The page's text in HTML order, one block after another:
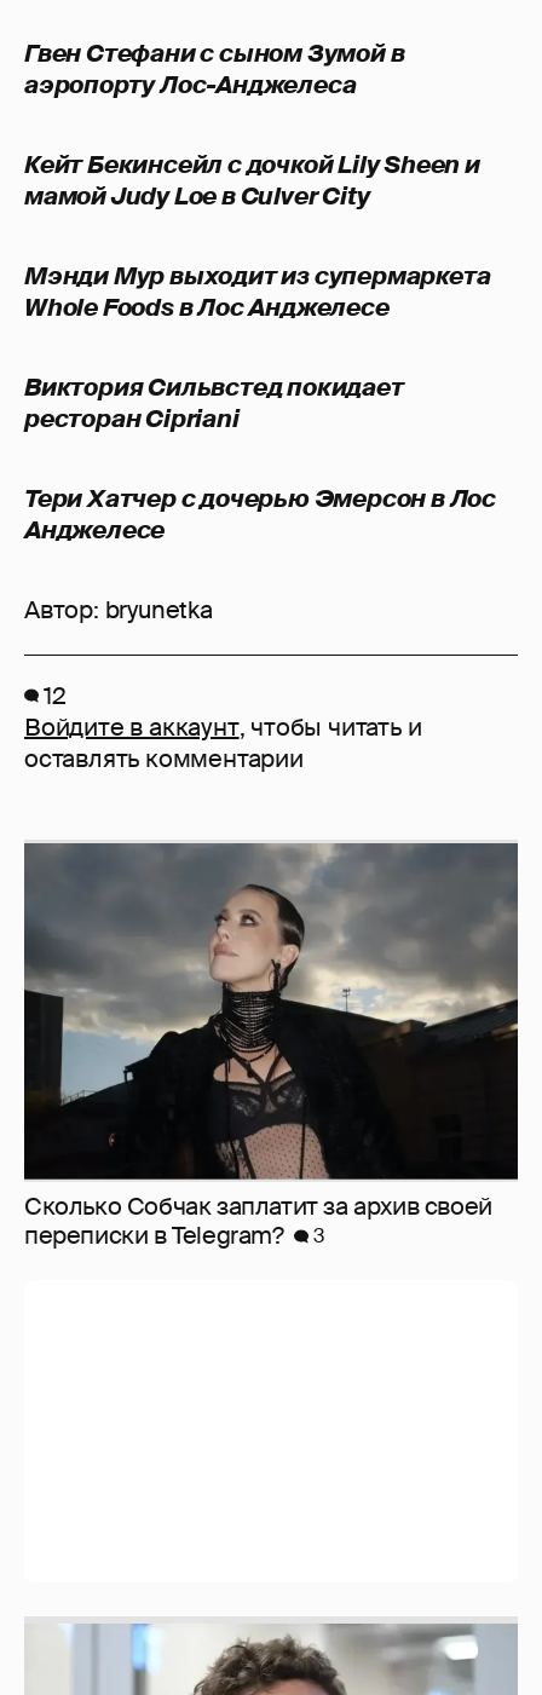
Гвен Стефани с сыном Зумой в
аэропорту Лос-Анджелесa
Кейт Бекинсейл с дочкой Lily Sheen и
мамой Judy Loe в Culver City
Мэнди Мур выходит из супермаркета
Whole Foods в Лос Анджелесе
Виктория Сильвстед покидает
ресторан Cipriani
Тери Хaтчер с дочерью Эмерсон в Лос
Анджелесе
Автор: bryunetka
12
Войдите в аккаунт, чтобы читать и
оставлять комментарии
Сколько Собчак заплатит за архив своей
перeписки в Telegram?
3
Никита Кологривый высказался насчёт